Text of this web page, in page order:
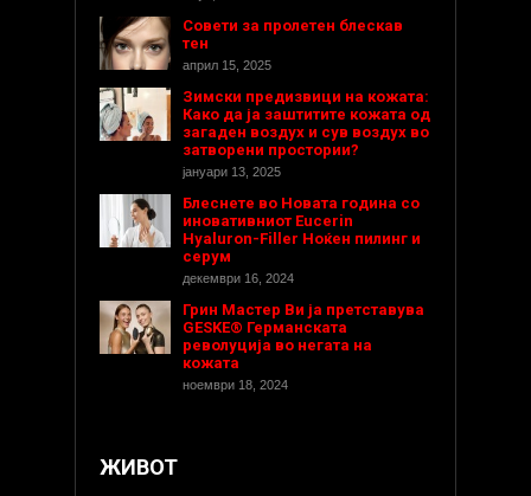
Совети за пролетен блескав
тен
април 15, 2025
Зимски предизвици на кожата:
Како да ја заштитите кожата од
загаден воздух и сув воздух во
затворени простории?
јануари 13, 2025
Блеснете во Новата година со
иновативниот Eucerin
Hyaluron-Filler Ноќен пилинг и
серум
декември 16, 2024
Грин Мастер Ви ја претставува
GESKE® Германската
револуција во негата на
кожата
ноември 18, 2024
ЖИВОТ